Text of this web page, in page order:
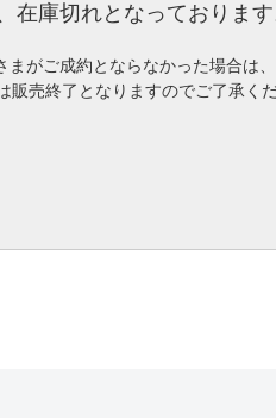
在庫切れとなっております
がご成約とならなかった場合は
販売終了となりますのでご了承くだ